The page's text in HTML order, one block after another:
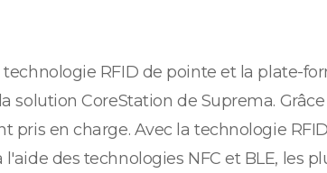
RFID de pointe et la plate-
solution CoreStation de Suprema.
en charge. Avec la technologie
des technologies NFC et BLE, les